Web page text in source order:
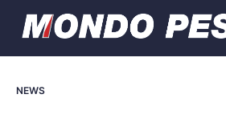
NEWS